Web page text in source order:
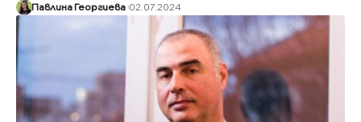
Павлина Георгиева 02.07.2024